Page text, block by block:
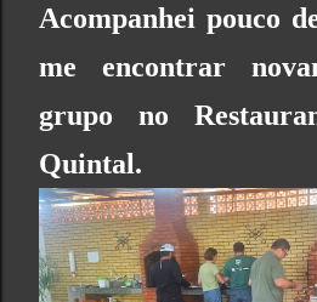
Acompanhei pouco
me encontrar
grupo no
Quintal.